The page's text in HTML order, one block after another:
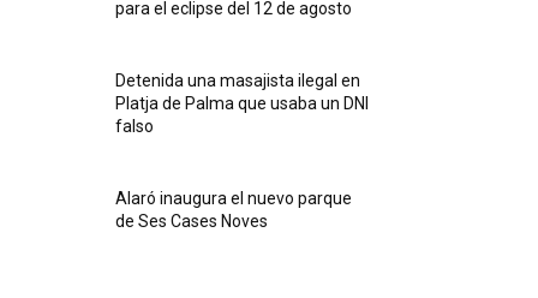
para el eclipse del 12 de agosto
Detenida una masajista ilegal en
Platja de Palma que usaba un DNI
falso
Alaró inaugura el nuevo parque
de Ses Cases Noves